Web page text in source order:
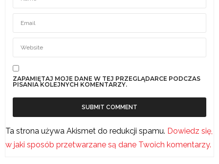
ZAPAMIĘTAJ MOJE DANE W TEJ PRZEGLĄDARCE PODCZAS
PISANIA KOLEJNYCH KOMENTARZY.
Ta strona używa Akismet do redukcji spamu. Dowiedz się,
w jaki sposób przetwarzane są dane Twoich komentarzy.